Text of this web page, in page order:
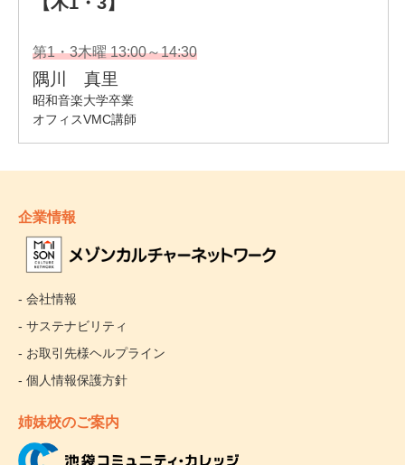
企業情報
- 会社情報
- サステナビリティ
- お取引先様ヘルプライン
- 個人情報保護方針
姉妹校のご案内